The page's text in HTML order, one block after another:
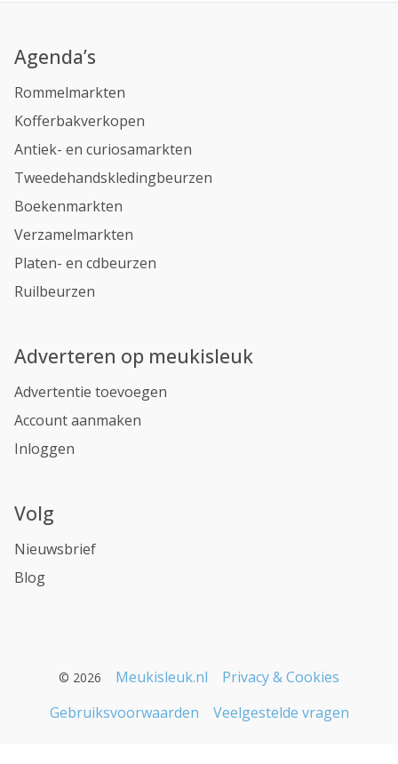
Agenda’s
Rommelmarkten
Kofferbakverkopen
Antiek- en curiosamarkten
Tweedehandskledingbeurzen
Boekenmarkten
Verzamelmarkten
Platen- en cdbeurzen
Ruilbeurzen
Adverteren op meukisleuk
Advertentie toevoegen
Account aanmaken
Inloggen
Volg
Nieuwsbrief
Blog
© 2026 Meukisleuk.nl
Privacy & Cookies
Gebruiksvoorwaarden
Veelgestelde vragen